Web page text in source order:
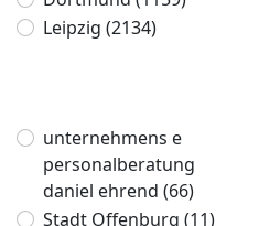
Leipzig (2134)
unternehmens e
personalberatung
daniel ehrend (66)
Stadt Offenburg (11)